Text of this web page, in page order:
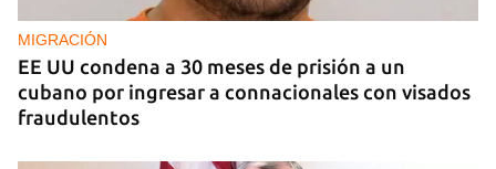
MIGRACIÓN
EE UU condena a 30 meses de prisión a un
cubano por ingresar a connacionales con visados
fraudulentos